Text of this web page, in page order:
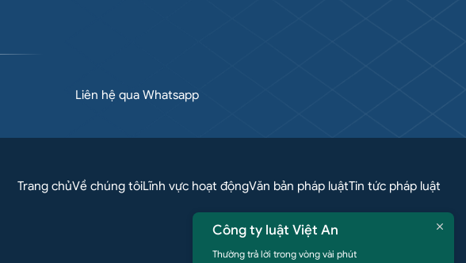
Liên hệ qua Whatsapp
Trang chủVề chúng tôiLĩnh vực hoạt độngVăn bản pháp luậtTin tức pháp luật
Công ty luật Việt An
Thường trả lời trong vòng vài phút